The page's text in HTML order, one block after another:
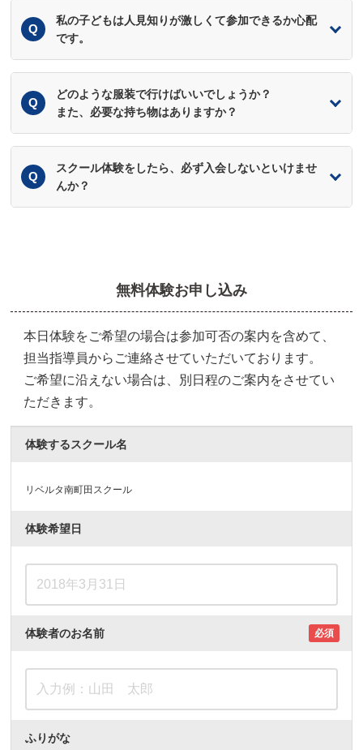
私の子どもは人見知りが激しくて参加できるか心配
です。
どのような服装で行けばいいでしょうか？
また、必要な持ち物はありますか？
スクール体験をしたら、必ず入会しないといけませ
んか？
無料体験お申し込み
本日体験をご希望の場合は参加可否の案内を含めて、
担当指導員からご連絡させていただいております。
ご希望に沿えない場合は、別日程のご案内をさせてい
ただきます。
体験するスクール名
リベルタ南町田スクール
体験希望日
体験者のお名前 必須
ふりがな